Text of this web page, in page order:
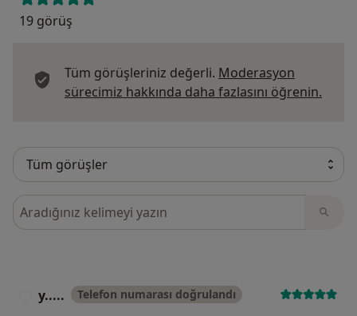
19 görüş
Tüm görüşleriniz değerli. Moderasyon
sürecimiz hakkında daha fazlasını öğrenin.
Görüşler içerisinde ara
y..... Telefon numarası doğrulandı